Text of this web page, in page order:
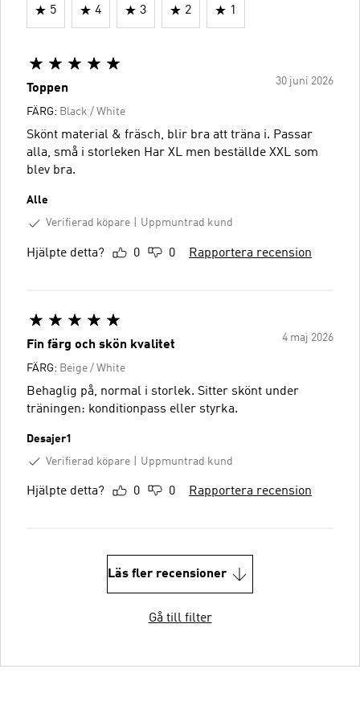
5 4 3 2 1
30 juni 2026
Toppen
FÄRG: Black / White
Skönt material & fräsch, blir bra att träna i. Passar
alla, små i storleken Har XL men beställde XXL som
blev bra.
Alle
Verifierad köpare
Uppmuntrad kund
Hjälpte detta? 0 0 Rapportera recension
4 maj 2026
Fin färg och skön kvalitet
FÄRG: Beige / White
Behaglig på, normal i storlek. Sitter skönt under
träningen: konditionpass eller styrka.
Desajer1
Verifierad köpare
Uppmuntrad kund
Hjälpte detta? 0 0 Rapportera recension
Läs fler recensioner
Gå till filter